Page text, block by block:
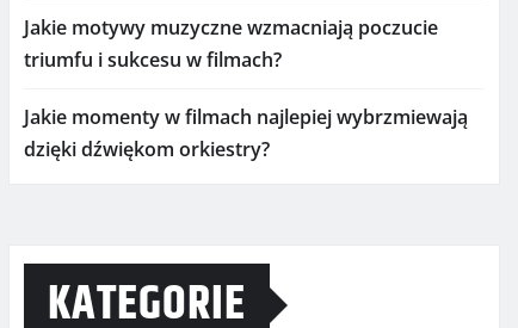
Jakie motywy muzyczne wzmacniają poczucie
triumfu i sukcesu w filmach?
Jakie momenty w filmach najlepiej wybrzmiewają
dzięki dźwiękom orkiestry?
KATEGORIE